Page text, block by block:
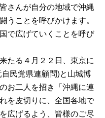
さんが自分の地域で沖縄
うことを呼びかけます。
で広げていくことを呼び
たる４月２２日、東京に
民党県連顧問)と山城博
お二人を招き「沖縄に連
を皮切りに、全国各地で
広げるよう、皆様のご尽